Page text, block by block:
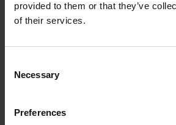
provided to them or that they’ve
of their services.
Selection
Necessary
Preferences
體排放，我們一直在最佳化建